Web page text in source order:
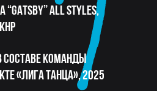
Контакты
Пн–Вс с 8:00 до 23:00
Часы работы: